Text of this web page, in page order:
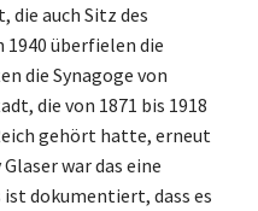
die auch Sitz des
1940 überfielen die
die Synagoge von
die von 1871 bis 1918
gehört hatte, erneut
war das eine
dokumentiert, dass es